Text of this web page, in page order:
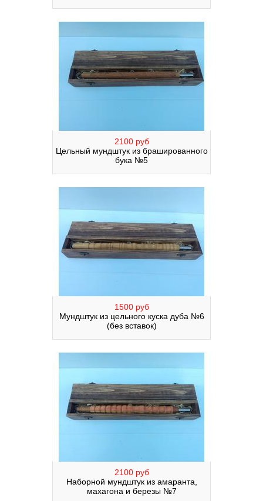
2100 руб
Цельный мундштук из брашированного
бука №5
1500 руб
Мундштук из цельного куска дуба №6
(без вставок)
2100 руб
Наборной мундштук из амаранта,
махагона и березы №7